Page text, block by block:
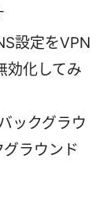
設定をVPN
効化してみ
ックグラウ
ラウンド